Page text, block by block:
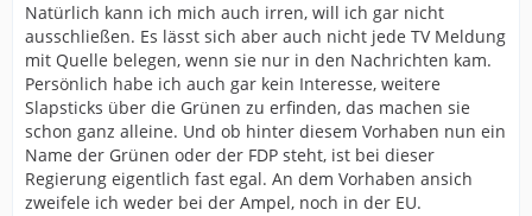
Natürlich kann ich mich auch irren, will ich gar nicht
ausschließen. Es lässt sich aber auch nicht jede TV Meldung
mit Quelle belegen, wenn sie nur in den Nachrichten kam.
Persönlich habe ich auch gar kein Interesse, weitere
Slapsticks über die Grünen zu erfinden, das machen sie
schon ganz alleine. Und ob hinter diesem Vorhaben nun ein
Name der Grünen oder der FDP steht, ist bei dieser
Regierung eigentlich fast egal. An dem Vorhaben ansich
zweifele ich weder bei der Ampel, noch in der EU.